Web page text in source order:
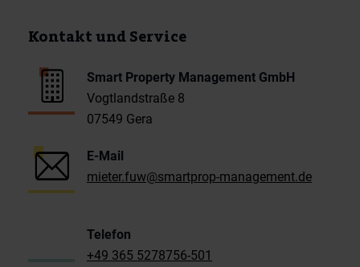
Kontakt und Service
Smart Property Management GmbH
Vogtlandstraße 8
07549 Gera
E-Mail
mieter.fuw@smartprop-management.de
Telefon
+49 365 5278756-501